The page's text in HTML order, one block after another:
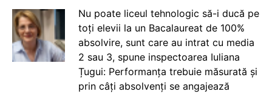
Nu poate liceul tehnologic să-i ducă pe
toți elevii la un Bacalaureat de 100%
absolvire, sunt care au intrat cu media
2 sau 3, spune inspectoarea Iuliana
Țugui: Performanța trebuie măsurată și
prin câți absolvenți se angajează